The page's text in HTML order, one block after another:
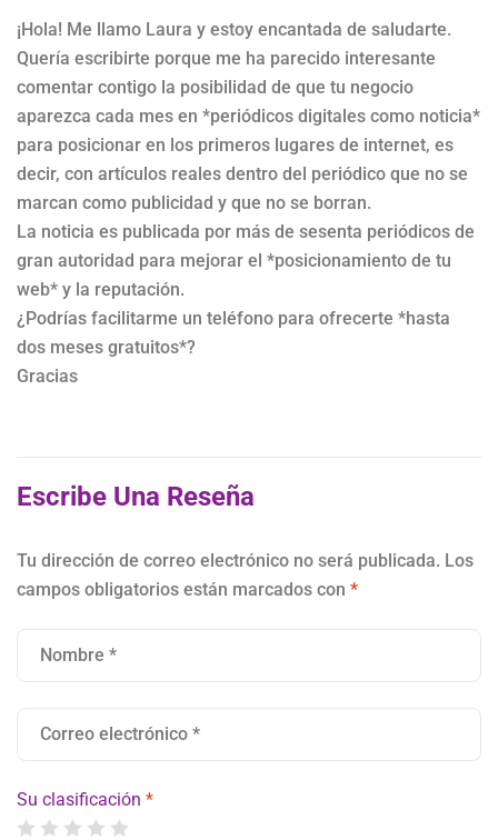
¡Hola! Me llamo Laura y estoy encantada de saludarte.
Quería escribirte porque me ha parecido interesante
comentar contigo la posibilidad de que tu negocio
aparezca cada mes en *periódicos digitales como noticia*
para posicionar en los primeros lugares de internet, es
decir, con artículos reales dentro del periódico que no se
marcan como publicidad y que no se borran.
La noticia es publicada por más de sesenta periódicos de
gran autoridad para mejorar el *posicionamiento de tu
web* y la reputación.
¿Podrías facilitarme un teléfono para ofrecerte *hasta
dos meses gratuitos*?
Gracias
Escribe Una Reseña
Tu dirección de correo electrónico no será publicada. Los
campos obligatorios están marcados con *
Su clasificación *